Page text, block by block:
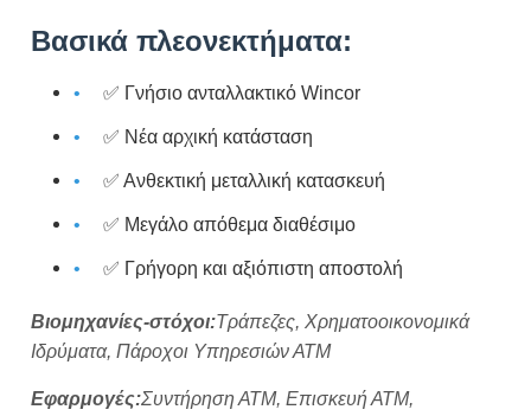
Βασικά πλεονεκτήματα:
✅ Γνήσιο ανταλλακτικό Wincor
✅ Νέα αρχική κατάσταση
✅ Ανθεκτική μεταλλική κατασκευή
✅ Μεγάλο απόθεμα διαθέσιμο
✅ Γρήγορη και αξιόπιστη αποστολή
Βιομηχανίες-στόχοι:Τράπεζες, Χρηματοοικονομικά
Ιδρύματα, Πάροχοι Υπηρεσιών ΑΤΜ
Εφαρμογές:Συντήρηση ΑΤΜ, Επισκευή ΑΤΜ,